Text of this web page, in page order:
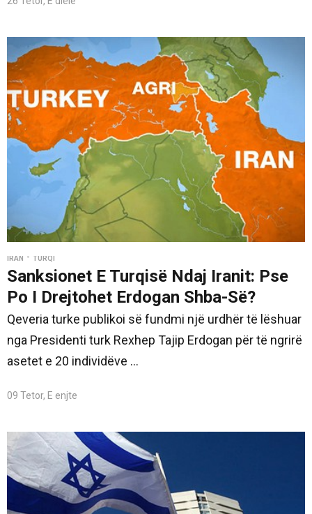
İRAN • TURQI
Sanksionet E Turqisë Ndaj Iranit: Pse
Po I Drejtohet Erdogan Shba-Së?
Qeveria turke publikoi së fundmi një urdhër të lëshuar
nga Presidenti turk Rexhep Tajip Erdogan për të ngrirë
asetet e 20 individëve ...
09 Tetor, E enjte